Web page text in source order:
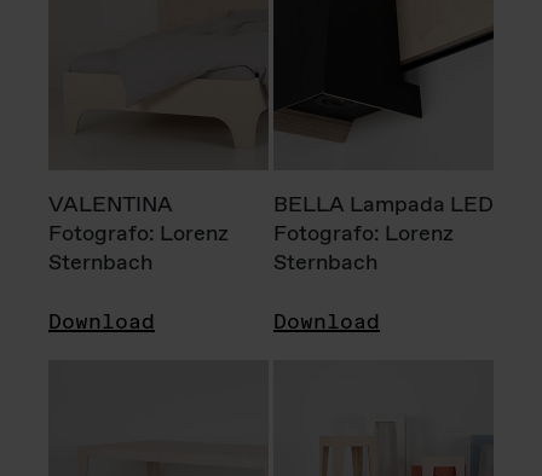
VALENTINA
Fotografo: Lorenz
Sternbach
Download
BELLA Lampada LED
Fotografo: Lorenz
Sternbach
Download